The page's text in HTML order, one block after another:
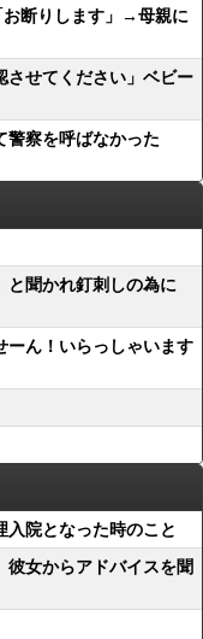
お断りします」→母親に
させてください」ベビー
察を呼ばなかった
と聞かれ釘刺しの為に
ーん！いらっしゃいます
院となった時のこと
彼女からアドバイスを聞